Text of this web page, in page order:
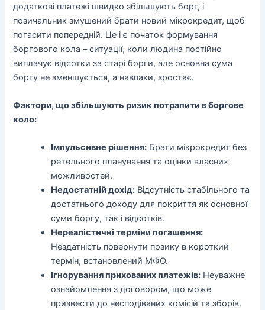
додаткові платежі швидко збільшують борг, і
позичальник змушений брати новий мікрокредит, щоб
погасити попередній. Це і є початок формування
боргового кола – ситуації, коли людина постійно
виплачує відсотки за старі борги, але основна сума
боргу не зменшується, а навпаки, зростає.
Фактори, що збільшують ризик потрапити в боргове
коло:
Імпульсивне рішення: Брати мікрокредит без
ретельного планування та оцінки власних
можливостей.
Недостатній дохід: Відсутність стабільного та
достатнього доходу для покриття як основної
суми боргу, так і відсотків.
Нереалістичні терміни погашення:
Нездатність повернути позику в короткий
термін, встановлений МФО.
Ігнорування прихованих платежів: Неуважне
ознайомлення з договором, що може
призвести до несподіваних комісій та зборів.